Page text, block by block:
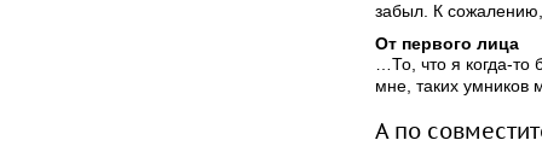
забыл. К
От первого лица
…То, что я когда-
мне, таких
А по